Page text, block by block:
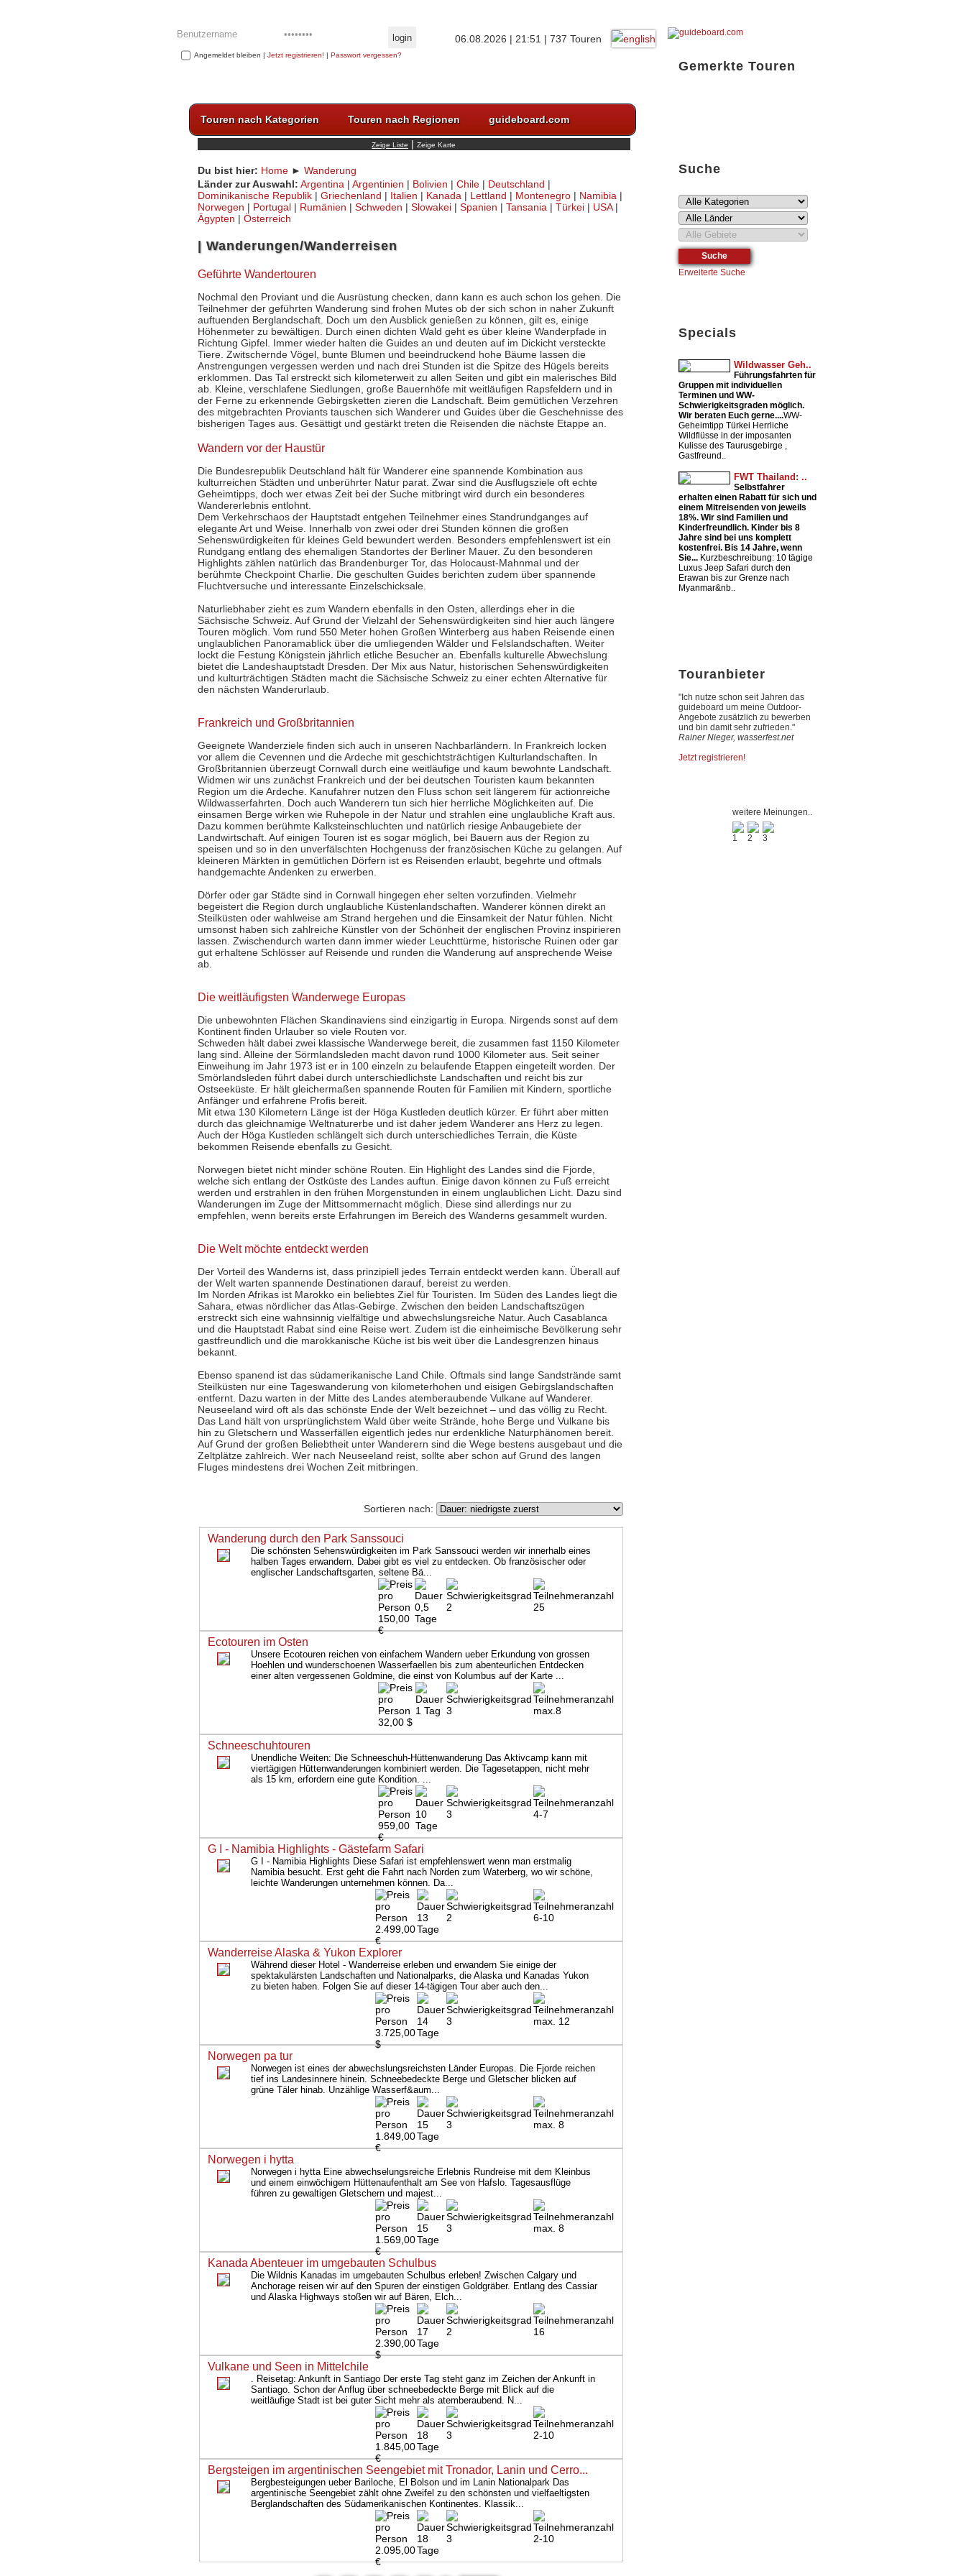
Angemeldet bleiben | Jetzt registrieren! | Passwort vergessen?
06.08.2026 | 21:51 | 737 Touren
Touren nach Kategorien Touren nach Regionen guideboard.com
|
Du bist hier: Home► Wanderung
Länder zur Auswahl: Argentina | Argentinien | Bolivien | Chile| Deutschland |
Dominikanische Republik| Griechenland | Italien | Kanada | Lettland | Montenegro| Namibia |
Norwegen | Portugal| Rumänien | Schweden | Slowakei| Spanien | Tansania | Türkei| USA|
Ägypten | Österreich
Wanderungen/Wanderreisen
Geführte Wandertouren
Nochmal den Proviant und die Ausrüstung checken, dann kann es auch schon los gehen. Die
Teilnehmer der geführten Wanderung sind frohen Mutes ob der sich schon in naher Zukunft
auftuenden Berglandschaft. Doch um den Ausblick genießen zu können, gilt es, einige
Höhenmeter zu bewältigen. Durch einen dichten Wald geht es über kleine Wanderpfade in
Richtung Gipfel. Immer wieder halten die Guides an und deuten auf im Dickicht versteckte
Tiere. Zwitschernde Vögel, bunte Blumen und beeindruckend hohe Bäume lassen die
Anstrengungen vergessen werden und nach drei Stunden ist die Spitze des Hügels bereits
erklommen. Das Tal erstreckt sich kilometerweit zu allen Seiten und gibt ein malerisches Bild
ab. Kleine, verschlafene Siedlungen, große Bauernhöfe mit weitläufigen Rapsfeldern und in
der Ferne zu erkennende Gebirgsketten zieren die Landschaft. Beim gemütlichen Verzehren
des mitgebrachten Proviants tauschen sich Wanderer und Guides über die Geschehnisse des
bisherigen Tages aus. Gesättigt und gestärkt treten die Reisenden die nächste Etappe an.
Wandern vor der Haustür
Die Bundesrepublik Deutschland hält für Wanderer eine spannende Kombination aus
kulturreichen Städten und unberührter Natur parat. Zwar sind die Ausflugsziele oft echte
Geheimtipps, doch wer etwas Zeit bei der Suche mitbringt wird durch ein besonderes
Wandererlebnis entlohnt.
Dem Verkehrschaos der Hauptstadt entgehen Teilnehmer eines Standrundganges auf
elegante Art und Weise. Innerhalb von zwei oder drei Stunden können die großen
Sehenswürdigkeiten für kleines Geld bewundert werden. Besonders empfehlenswert ist ein
Rundgang entlang des ehemaligen Standortes der Berliner Mauer. Zu den besonderen
Highlights zählen natürlich das Brandenburger Tor, das Holocaust-Mahnmal und der
berühmte Checkpoint Charlie. Die geschulten Guides berichten zudem über spannende
Fluchtversuche und interessante Einzelschicksale.
Naturliebhaber zieht es zum Wandern ebenfalls in den Osten, allerdings eher in die
Sächsische Schweiz. Auf Grund der Vielzahl der Sehenswürdigkeiten sind hier auch längere
Touren möglich. Vom rund 550 Meter hohen Großen Winterberg aus haben Reisende einen
unglaublichen Panoramablick über die umliegenden Wälder und Felslandschaften. Weiter
lockt die Festung Königstein jährlich etliche Besucher an. Ebenfalls kulturelle Abwechslung
bietet die Landeshauptstadt Dresden. Der Mix aus Natur, historischen Sehenswürdigkeiten
und kulturträchtigen Städten macht die Sächsische Schweiz zu einer echten Alternative für
den nächsten Wanderurlaub.
Frankreich und Großbritannien
Geeignete Wanderziele finden sich auch in unseren Nachbarländern. In Frankreich locken
vor allem die Cevennen und die Ardeche mit geschichtsträchtigen Kulturlandschaften. In
Großbritannien überzeugt Cornwall durch eine weitläufige und kaum bewohnte Landschaft.
Widmen wir uns zunächst Frankreich und der bei deutschen Touristen kaum bekannten
Region um die Ardeche. Kanufahrer nutzen den Fluss schon seit längerem für actionreiche
Wildwasserfahrten. Doch auch Wanderern tun sich hier herrliche Möglichkeiten auf. Die
einsamen Berge wirken wie Ruhepole in der Natur und strahlen eine unglaubliche Kraft aus.
Dazu kommen berühmte Kalksteinschluchten und natürlich riesige Anbaugebiete der
Landwirtschaft. Auf einigen Touren ist es sogar möglich, bei Bauern aus der Region zu
speisen und so in den unverfälschten Hochgenuss der französischen Küche zu gelangen. Auf
kleineren Märkten in gemütlichen Dörfern ist es Reisenden erlaubt, begehrte und oftmals
handgemachte Andenken zu erwerben.
Dörfer oder gar Städte sind in Cornwall hingegen eher selten vorzufinden. Vielmehr
begeistert die Region durch unglaubliche Küstenlandschaften. Wanderer können direkt an
Steilküsten oder wahlweise am Strand hergehen und die Einsamkeit der Natur fühlen. Nicht
umsonst haben sich zahlreiche Künstler von der Schönheit der englischen Provinz inspirieren
lassen. Zwischendurch warten dann immer wieder Leuchttürme, historische Ruinen oder gar
gut erhaltene Schlösser auf Reisende und runden die Wanderung auf ansprechende Weise
ab.
Die weitläufigsten Wanderwege Europas
Die unbewohnten Flächen Skandinaviens sind einzigartig in Europa. Nirgends sonst auf dem
Kontinent finden Urlauber so viele Routen vor.
Schweden hält dabei zwei klassische Wanderwege bereit, die zusammen fast 1150 Kilometer
lang sind. Alleine der Sörmlandsleden macht davon rund 1000 Kilometer aus. Seit seiner
Einweihung im Jahr 1973 ist er in 100 einzeln zu belaufende Etappen eingeteilt worden. Der
Smörlandsleden führt dabei durch unterschiedlichste Landschaften und reicht bis zur
Ostseeküste. Er hält gleichermaßen spannende Routen für Familien mit Kindern, sportliche
Anfänger und erfahrene Profis bereit.
Mit etwa 130 Kilometern Länge ist der Höga Kustleden deutlich kürzer. Er führt aber mitten
durch das gleichnamige Weltnaturerbe und ist daher jedem Wanderer ans Herz zu legen.
Auch der Höga Kustleden schlängelt sich durch unterschiedliches Terrain, die Küste
bekommen Reisende ebenfalls zu Gesicht.
Norwegen bietet nicht minder schöne Routen. Ein Highlight des Landes sind die Fjorde,
welche sich entlang der Ostküste des Landes auftun. Einige davon können zu Fuß erreicht
werden und erstrahlen in den frühen Morgenstunden in einem unglaublichen Licht. Dazu sind
Wanderungen im Zuge der Mittsommernacht möglich. Diese sind allerdings nur zu
empfehlen, wenn bereits erste Erfahrungen im Bereich des Wanderns gesammelt wurden.
Die Welt möchte entdeckt werden
Der Vorteil des Wanderns ist, dass prinzipiell jedes Terrain entdeckt werden kann. Überall auf
der Welt warten spannende Destinationen darauf, bereist zu werden.
Im Norden Afrikas ist Marokko ein beliebtes Ziel für Touristen. Im Süden des Landes liegt die
Sahara, etwas nördlicher das Atlas-Gebirge. Zwischen den beiden Landschaftszügen
erstreckt sich eine wahnsinnig vielfältige und abwechslungsreiche Natur. Auch Casablanca
und die Hauptstadt Rabat sind eine Reise wert. Zudem ist die einheimische Bevölkerung sehr
gastfreundlich und die marokkanische Küche ist bis weit über die Landesgrenzen hinaus
bekannt.
Ebenso spanend ist das südamerikanische Land Chile. Oftmals sind lange Sandstrände samt
Steilküsten nur eine Tageswanderung von kilometerhohen und eisigen Gebirgslandschaften
entfernt. Dazu warten in der Mitte des Landes atemberaubende Vulkane auf Wanderer.
Neuseeland wird oft als das schönste Ende der Welt bezeichnet – und das völlig zu Recht.
Das Land hält von ursprünglichstem Wald über weite Strände, hohe Berge und Vulkane bis
hin zu Gletschern und Wasserfällen eigentlich jedes nur erdenkliche Naturphänomen bereit.
Auf Grund der großen Beliebtheit unter Wanderern sind die Wege bestens ausgebaut und die
Zeltplätze zahlreich. Wer nach Neuseeland reist, sollte aber schon auf Grund des langen
Fluges mindestens drei Wochen Zeit mitbringen.
Sortieren nach:
Wanderung durch den Park Sanssouci
Die schönsten Sehenswürdigkeiten im Park Sanssouci werden wir innerhalb eines
halben Tages erwandern. Dabei gibt es viel zu entdecken. Ob französischer oder
englischer Landschaftsgarten, seltene Bä...
150,00
€
0,5
Tage
2 25
Ecotouren im Osten
Unsere Ecotouren reichen von einfachem Wandern ueber Erkundung von grossen
Hoehlen und wunderschoenen Wasserfaellen bis zum abenteurlichen Entdecken
einer alten vergessenen Goldmine, die einst von Kolumbus auf der Karte ...
32,00 $
1 Tag 3 max.8
Schneeschuhtouren
Unendliche Weiten: Die Schneeschuh-Hüttenwanderung Das Aktivcamp kann mit
viertägigen Hüttenwanderungen kombiniert werden. Die Tagesetappen, nicht mehr
als 15 km, erfordern eine gute Kondition. ...
959,00
€
10
Tage
3 4-7
G I - Namibia Highlights - Gästefarm Safari
G I - Namibia Highlights Diese Safari ist empfehlenswert wenn man erstmalig
Namibia besucht. Erst geht die Fahrt nach Norden zum Waterberg, wo wir schöne,
leichte Wanderungen unternehmen können. Da...
2.499,00
€
13
Tage
2 6-10
Wanderreise Alaska & Yukon Explorer
Während dieser Hotel - Wanderreise erleben und erwandern Sie einige der
spektakulärsten Landschaften und Nationalparks, die Alaska und Kanadas Yukon
zu bieten haben. Folgen Sie auf dieser 14-tägigen Tour aber auch den...
3.725,00
$
14
Tage
3 max. 12
Norwegen pa tur
Norwegen ist eines der abwechslungsreichsten Länder Europas. Die Fjorde reichen
tief ins Landesinnere hinein. Schneebedeckte Berge und Gletscher blicken auf
grüne Täler hinab. Unzählige Wasserf&aum...
1.849,00
€
15
Tage
3 max. 8
Norwegen i hytta
Norwegen i hytta Eine abwechselungsreiche Erlebnis Rundreise mit dem Kleinbus
und einem einwöchigem Hüttenaufenthalt am See von Hafslo. Tagesausflüge
führen zu gewaltigen Gletschern und majest...
1.569,00
€
15
Tage
3 max. 8
Kanada Abenteuer im umgebauten Schulbus
Die Wildnis Kanadas im umgebauten Schulbus erleben! Zwischen Calgary und
Anchorage reisen wir auf den Spuren der einstigen Goldgräber. Entlang des Cassiar
und Alaska Highways stoßen wir auf Bären, Elch...
2.390,00
$
17
Tage
2 16
Vulkane und Seen in Mittelchile
. Reisetag: Ankunft in Santiago Der erste Tag steht ganz im Zeichen der Ankunft in
Santiago. Schon der Anflug über schneebedeckte Berge mit Blick auf die
weitläufige Stadt ist bei guter Sicht mehr als atemberaubend. N...
1.845,00
€
18
Tage
3 2-10
Bergsteigen im argentinischen Seengebiet mit Tronador, Lanin und Cerro...
Bergbesteigungen ueber Bariloche, El Bolson und im Lanin Nationalpark Das
argentinische Seengebiet zählt ohne Zweifel zu den schönsten und vielfaeltigsten
Berglandschaften des Südamerikanischen Kontinentes. Klassik...
2.095,00
€
18
Tage
3 2-10
Gemerkte Touren
Suche
Erweiterte Suche
Specials
Wildwasser Geh..
Führungsfahrten für
Gruppen mit individuellen
Terminen und WW-
Schwierigkeitsgraden möglich.
Wir beraten Euch gerne....WW-
Geheimtipp Türkei Herrliche
Wildflüsse in der imposanten
Kulisse des Taurusgebirge ,
Gastfreund..
FWT Thailand: ..
Selbstfahrer
erhalten einen Rabatt für sich und
einem Mitreisenden von jeweils
18%. Wir sind Familien und
Kinderfreundlich. Kinder bis 8
Jahre sind bei uns komplett
kostenfrei. Bis 14 Jahre, wenn
Sie...Kurzbeschreibung: 10 tägige
Luxus Jeep Safari durch den
Erawan bis zur Grenze nach
Myanmar&nb..
Touranbieter
"Ich nutze schon seit Jahren das
guideboard um meine Outdoor-
Angebote zusätzlich zu bewerben
und bin damit sehr zufrieden."
Rainer Nieger, wasserfest.net
Jetzt registrieren!
weitere Meinungen..